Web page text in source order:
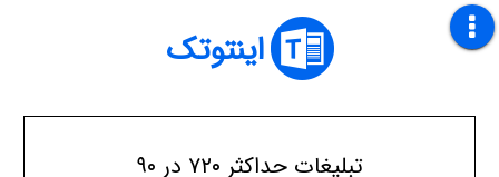
اینتوتک
تبلیغات حداکثر ۷۲۰ در ۹۰